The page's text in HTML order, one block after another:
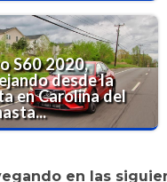
S60 2020,
desde la
en Carolina del
en las